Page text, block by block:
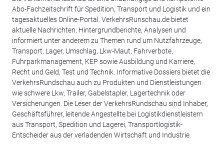
Abo-Fachzeitschrift für Spedition, Transport und Logistik und ein
tagesaktuelles Online-Portal. VerkehrsRunschau.de bietet
aktuelle Nachrichten, Hintergrundberichte, Analysen und
informiert unter anderem zu Themen rund um Nutzfahrzeuge,
Transport, Lager, Umschlag, Lkw-Maut, Fahrverbote,
Fuhrparkmanagement, KEP sowie Ausbildung und Karriere,
Recht und Geld, Test und Technik. Informative Dossiers bietet die
VerkehrsRundschau auch zu Produkten und Dienstleistungen
wie schwere Lkw, Trailer, Gabelstapler, Lagertechnik oder
Versicherungen. Die Leser der VerkehrsRundschau sind Inhaber,
Geschäftsführer, leitende Angestellte bei Logistikdienstleistern
aus Transport, Spedition und Lagerei, Transportlogistik-
Entscheider aus der verladenden Wirtschaft und Industrie.